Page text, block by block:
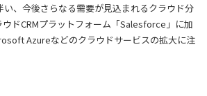
い、今後さらなる需要が見込まれるクラウド分
ドCRMプラットフォーム「Salesforce」に加
Azureなどのクラウドサービスの拡大に注